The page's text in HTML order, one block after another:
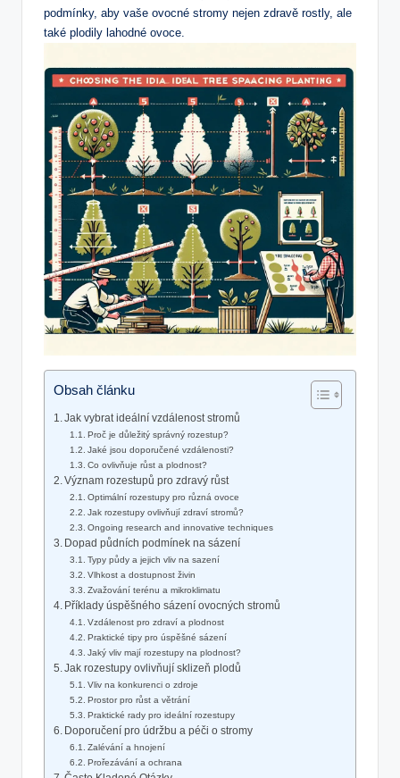
podmínky, aby vaše ovocné stromy nejen zdravě rostly, ale
také plodily lahodné ovoce.
Obsah článku
Jak vybrat ideální vzdálenost stromů
Proč je důležitý správný rozestup?
Jaké jsou doporučené vzdálenosti?
Co ovlivňuje růst a plodnost?
Význam rozestupů pro zdravý růst
Optimální rozestupy pro různá ovoce
Jak rozestupy ovlivňují zdraví stromů?
Ongoing research and innovative techniques
Dopad půdních podmínek na sázení
Typy půdy a jejich vliv na sazení
Vlhkost a dostupnost živin
Zvažování terénu a mikroklimatu
Příklady úspěšného sázení ovocných stromů
Vzdálenost pro zdraví a plodnost
Praktické tipy pro úspěšné sázení
Jaký vliv mají rozestupy na plodnost?
Jak rozestupy ovlivňují sklizeň plodů
Vliv na konkurenci o zdroje
Prostor pro růst a větrání
Praktické rady pro ideální rozestupy
Doporučení pro údržbu a péči o stromy
Zalévání a hnojení
Prořezávání a ochrana